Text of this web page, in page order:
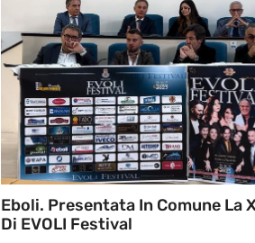
Eboli. Presentata In Comune La
Di EVOLI Festival